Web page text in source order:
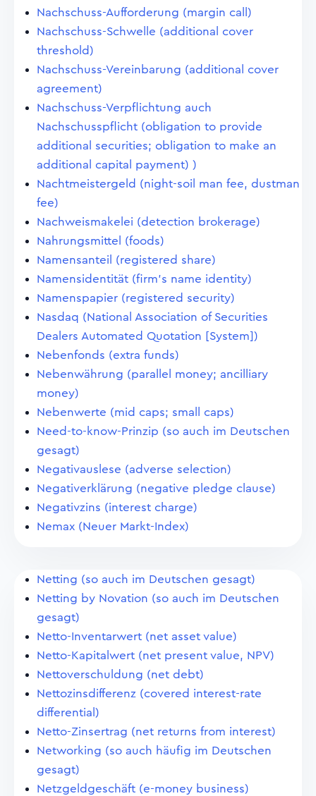
Nachschuss-Aufforderung (margin call)
Nachschuss-Schwelle (additional cover
threshold)
Nachschuss-Vereinbarung (additional cover
agreement)
Nachschuss-Verpflichtung auch
Nachschusspflicht (obligation to provide
additional securities; obligation to make an
additional capital payment) )
Nachtmeistergeld (night-soil man fee, dustman
fee)
Nachweismakelei (detection brokerage)
Nahrungsmittel (foods)
Namensanteil (registered share)
Namensidentität (firm's name identity)
Namenspapier (registered security)
Nasdaq (National Association of Securities
Dealers Automated Quotation [System])
Nebenfonds (extra funds)
Nebenwährung (parallel money; ancilliary
money)
Nebenwerte (mid caps; small caps)
Need-to-know-Prinzip (so auch im Deutschen
gesagt)
Negativauslese (adverse selection)
Negativerklärung (negative pledge clause)
Negativzins (interest charge)
Nemax (Neuer Markt-Index)
Netting (so auch im Deutschen gesagt)
Netting by Novation (so auch im Deutschen
gesagt)
Netto-Inventarwert (net asset value)
Netto-Kapitalwert (net present value, NPV)
Nettoverschuldung (net debt)
Nettozinsdifferenz (covered interest-rate
differential)
Netto-Zinsertrag (net returns from interest)
Networking (so auch häufig im Deutschen
gesagt)
Netzgeldgeschäft (e-money business)